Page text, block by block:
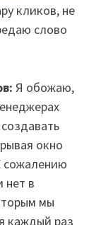
кликов, не
слово
Я обожаю,
окно
сожалению
нет в
мы
каждый раз